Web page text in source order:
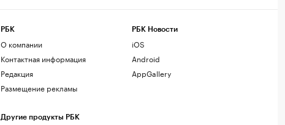
РБК
О компании
Контактная информация
Редакция
Размещение рекламы
Другие продукты РБК
РБК Новости
iOS
Android
AppGallery